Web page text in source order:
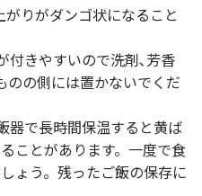
りがダンゴ状になること
付きやすいので洗剤､芳香
のの側には置かないでくだ
器で長時間保温すると黄ば
ことがあります。一度で食
ょう。残ったご飯の保存に